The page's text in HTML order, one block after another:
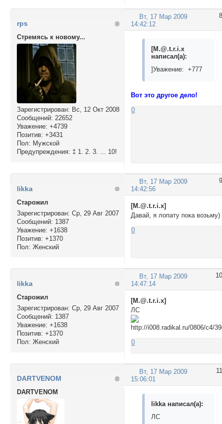
8
Вт, 17 Мар 2009
14:42:12
rps
Стремясь к новому...
Зарегистрирован: Вс, 12 Окт 2008
Сообщений: 22652
Уважение: +4739
Позитив: +3431
Пол: Мужской
Предупреждения: ‡ 1. 2. 3. ... 10!
[M.@.t.r.i.x
написал(а):
]Уважение: +777
Вот это другое дело!
0
9
Вт, 17 Мар 2009
14:42:56
likka
Cтарожил
Зарегистрирован: Ср, 29 Авг 2007
Сообщений: 1387
Уважение: +1638
Позитив: +1370
Пол: Женский
[M.@.t.r.i.x]
Давай, я лопату пока возьму)
0
10
Вт, 17 Мар 2009
14:47:14
likka
Cтарожил
Зарегистрирован: Ср, 29 Авг 2007
Сообщений: 1387
Уважение: +1638
Позитив: +1370
Пол: Женский
[M.@.t.r.i.x]
ЛС
0
11
Вт, 17 Мар 2009
15:06:01
DARTVENOM
DARTVENOM
likka написал(а):
ЛС